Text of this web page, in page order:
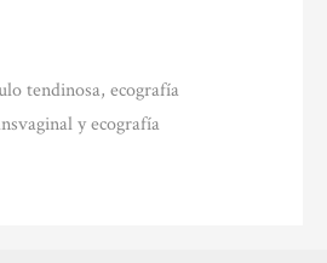
tendinosa, ecografía
y ecografía